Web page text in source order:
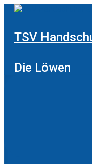
Zum
TSV
Die Löwen